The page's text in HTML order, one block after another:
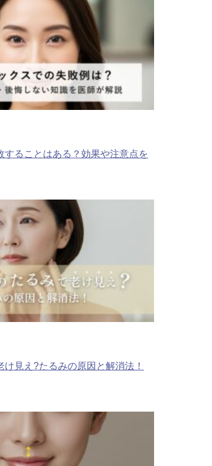
）
板血漿）療法
ダームビスタ®ボライ
ル
ビ治療薬）
焼）
することはある？効果や注意点を
見え?たるみの原因と解消法！